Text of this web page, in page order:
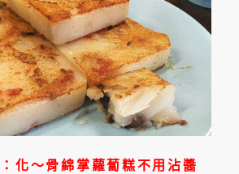
化～骨綿掌蘿蔔糕不用沾醬